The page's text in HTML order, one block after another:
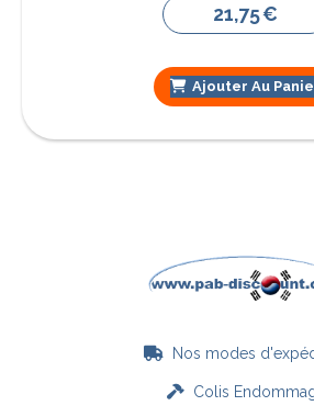
21,75€
Ajouter Au
 Nos modes
Colis